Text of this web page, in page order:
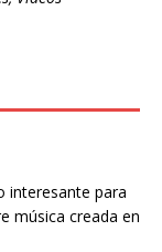
interesante para
música creada en